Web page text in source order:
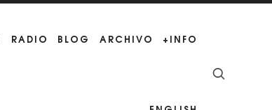
RADIO BLOG ARCHIVO +INFO